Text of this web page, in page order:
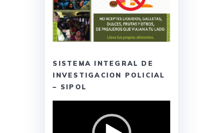
SISTEMA INTEGRAL DE
INVESTIGACION POLICIAL
– SIPOL